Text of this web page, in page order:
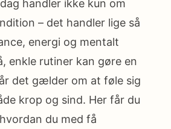
handler ikke kun om
– det handler lige så
energi og mentalt
enkle rutiner kan gøre en
det gælder om at føle sig
krop og sind. Her får du
du med få